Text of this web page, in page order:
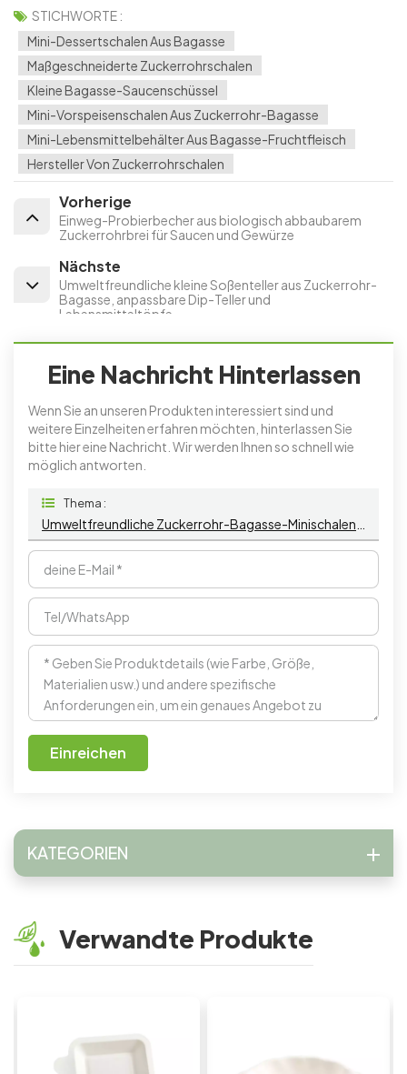
STICHWORTE :
Mini-Dessertschalen Aus Bagasse
Maßgeschneiderte Zuckerrohrschalen
Kleine Bagasse-Saucenschüssel
Mini-Vorspeisenschalen Aus Zuckerrohr-Bagasse
Mini-Lebensmittelbehälter Aus Bagasse-Fruchtfleisch
Hersteller Von Zuckerrohrschalen
Vorherige
Einweg-Probierbecher aus biologisch abbaubarem
Zuckerrohrbrei für Saucen und Gewürze
Nächste
Umweltfreundliche kleine Soßenteller aus Zuckerrohr-
Bagasse, anpassbare Dip-Teller und
Lebensmitteltöpfe
Eine Nachricht Hinterlassen
Wenn Sie an unseren Produkten interessiert sind und
weitere Einzelheiten erfahren möchten, hinterlassen Sie
bitte hier eine Nachricht. Wir werden Ihnen so schnell wie
möglich antworten.
Thema :
Einreichen
KATEGORIEN
Verwandte Produkte